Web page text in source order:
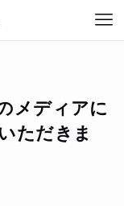
メディアに
ただきま